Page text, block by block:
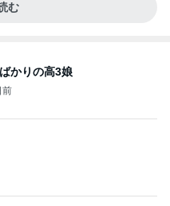
む
かりの高3娘
前